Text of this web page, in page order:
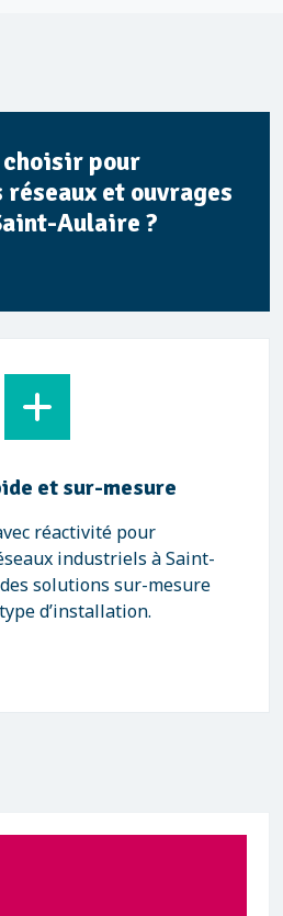
choisir pour
et ouvrages
Aulaire ?
et sur-mesure
réactivité pour
industriels à Saint-
solutions sur-mesure
d’installation.